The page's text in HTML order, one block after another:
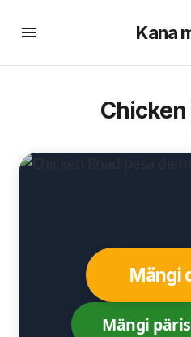
Kana
Chicken
Mängi
Mängi